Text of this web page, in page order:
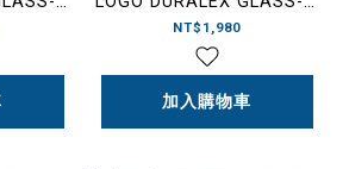
寸 一
SET 玻璃杯 水杯 M尺寸 一
組兩入 灰色-261WFNH-
AC05
NT$1,980
加入購物車